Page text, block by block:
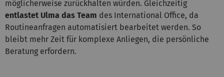
möglicherweise zurückhalten würden. Gleichzeitig
entlastet Ulma das Team des International Office, da
Routineanfragen automatisiert bearbeitet werden. So
bleibt mehr Zeit für komplexe Anliegen, die persönliche
Beratung erfordern.